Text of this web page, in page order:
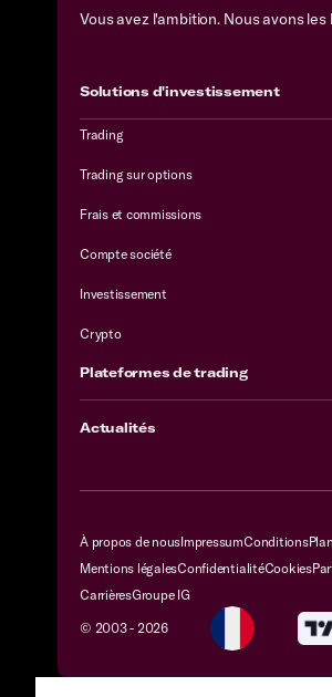
Vous avez l'ambition. Nous avons les
Solutions d'investissement
Trading
Trading sur options
Frais et commissions
Compte société
Investissement
Crypto
Plateformes de trading
Actualités
À propos de nousImpressumConditions
Mentions légalesConfidentialitéCookies
CarrièresGroupe IG
© 2003 - 2026